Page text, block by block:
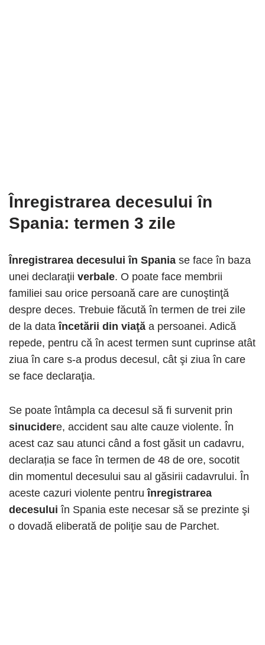
Înregistrarea decesului în
Spania: termen 3 zile
Înregistrarea decesului în Spania se face în baza
unei declaraţii verbale. O poate face membrii
familiei sau orice persoană care are cunoştinţă
despre deces. Trebuie făcută în termen de trei zile
de la data încetării din viaţă a persoanei. Adică
repede, pentru că în acest termen sunt cuprinse atât
ziua în care s-a produs decesul, cât şi ziua în care
se face declaraţia.
Se poate întâmpla ca decesul să fi survenit prin
sinucidere, accident sau alte cauze violente. În
acest caz sau atunci când a fost găsit un cadavru,
declarația se face în termen de 48 de ore, socotit
din momentul decesului sau al găsirii cadavrului. În
aceste cazuri violente pentru înregistrarea
decesului în Spania este necesar să se prezinte şi
o dovadă eliberată de poliţie sau de Parchet.